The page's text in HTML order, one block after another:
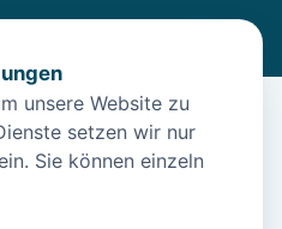
– Norden
für 4 Pers.
unsere Website zu
setzen wir nur
Sie können einzeln